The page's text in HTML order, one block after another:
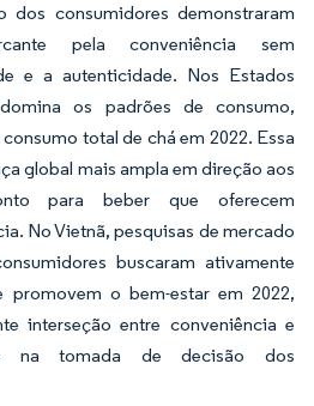
dos consumidores demonstraram
pela conveniência sem
e a autenticidade. Nos Estados
os padrões de consumo,
total de chá em 2022. Essa
global mais ampla em direção aos
para beber que oferecem
No Vietnã, pesquisas de mercado
buscaram ativamente
promovem o bem-estar em 2022,
interseção entre conveniência e
na tomada de decisão dos